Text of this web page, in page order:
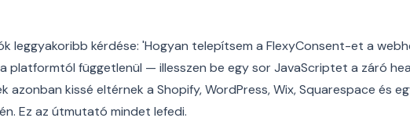
leggyakoribb kérdése: 'Hogyan telepítsem a FlexyConsent-et a
platformtól függetlenül — illesszen be egy sor JavaScriptet a záró
azonban kissé eltérnek a Shopify, WordPress, Wix, Squarespace és
Ez az útmutató mindet lefedi.